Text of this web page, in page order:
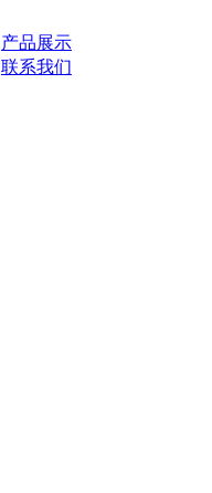
产品展示
联系我们